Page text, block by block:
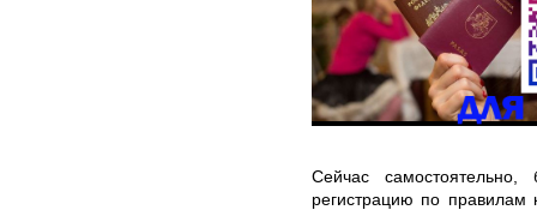
Сейчас самостоятельно,
регистрацию по правилам